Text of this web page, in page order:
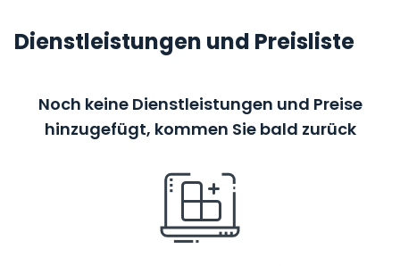
Dienstleistungen und Preisliste
Noch keine Dienstleistungen und Preise
hinzugefügt, kommen Sie bald zurück